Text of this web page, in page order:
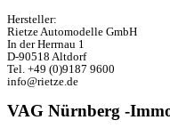
Hersteller:
Rietze Automodelle GmbH
In der Herrnau 1
D-90518 Altdorf
Tel. +49 (0)9187 9600
info@rietze.de
VAG Nürnberg -